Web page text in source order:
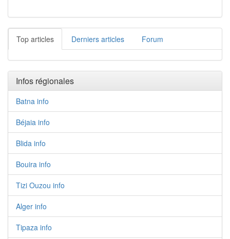
Top articles Derniers articles Forum
Infos régionales
Batna info
Béjaia info
Blida info
Bouira info
Tizi Ouzou info
Alger info
Tipaza info